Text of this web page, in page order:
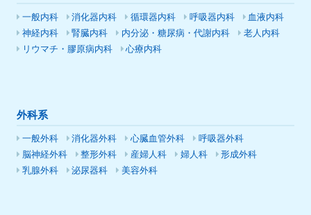
一般内科 消化器内科 循環器内科 呼吸器内科
血液内科
神経内科
腎臓内科 内分泌・糖尿病・代謝内科
老人内科
リウマチ・膠原病内科
心療内科
外科系
一般外科 消化器外科 心臓血管外科
呼吸器外科
脳神経外科
整形外科 産婦人科 婦人科
形成外科
乳腺外科
泌尿器科 美容外科